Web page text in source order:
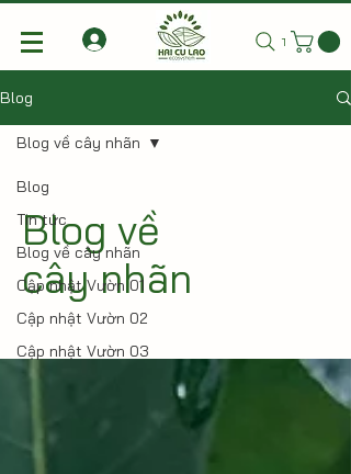
Tìm kiếm
Blog
Blog
Tin tức
Blog về cây nhãn
Cập nhật Vườn 01
Cập nhật Vườn 02
Cập nhật Vườn 03
Blog về cây nhãn
Blog về
cây nhãn